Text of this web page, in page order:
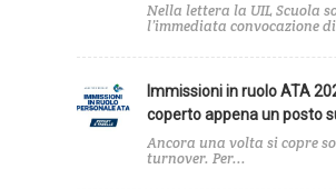
Nella lettera la UIL Scuola
l’immediata convocazione
Immissioni in ruolo ATA
coperto appena un posto
Ancora una volta si copre
turnover. Per...